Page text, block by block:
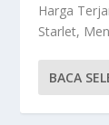
Harga
Starlet,
BACA